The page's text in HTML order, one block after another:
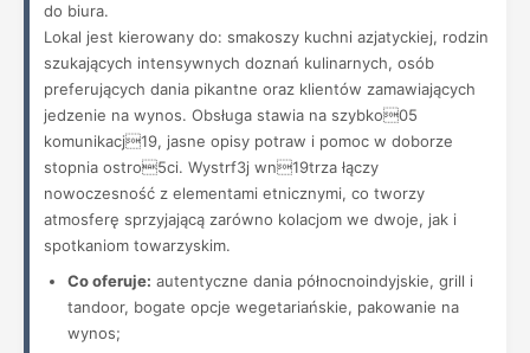
do biura.
Lokal jest kierowany do: smakoszy kuchni azjatyckiej, rodzin
szukających intensywnych doznań kulinarnych, osób
preferujących dania pikantne oraz klientów zamawiających
jedzenie na wynos. Obsługa stawia na szybko05
komunikacj19, jasne opisy potraw i pomoc w doborze
stopnia ostro5ci. Wystrf3j wn19trza łączy
nowoczesność z elementami etnicznymi, co tworzy
atmosferę sprzyjającą zarówno kolacjom we dwoje, jak i
spotkaniom towarzyskim.
Co oferuje: autentyczne dania północnoindyjskie, grill i
tandoor, bogate opcje wegetariańskie, pakowanie na
wynos;